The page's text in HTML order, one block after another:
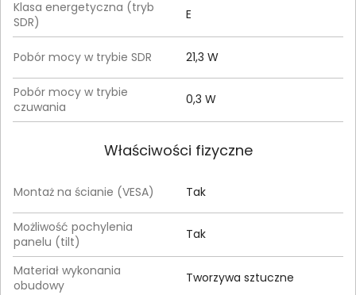
Klasa energetyczna (tryb
SDR)
E
Pobór mocy w trybie SDR 21,3 W
Pobór mocy w trybie
czuwania
0,3 W
Właściwości fizyczne
Montaż na ścianie (VESA) Tak
Możliwość pochylenia
panelu (tilt)
Tak
Materiał wykonania
obudowy
Tworzywa sztuczne